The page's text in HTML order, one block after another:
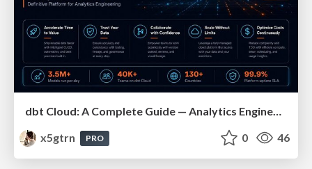
dbt Cloud: A Complete Guide — Analytics Engineering at Scale
x5gtrn
PRO 0 46